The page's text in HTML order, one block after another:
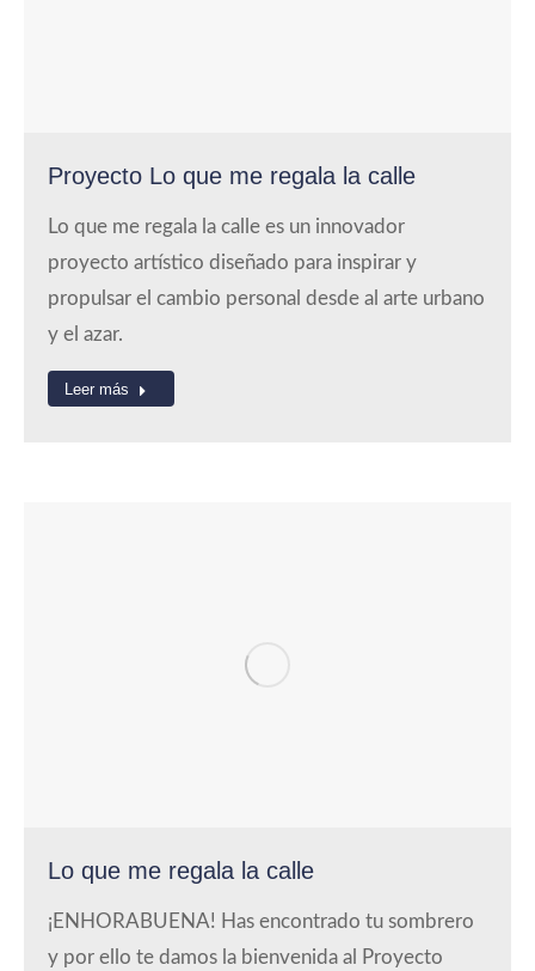
Proyecto Lo que me regala la calle
Lo que me regala la calle es un innovador
proyecto artístico diseñado para inspirar y
propulsar el cambio personal desde al arte urbano
y el azar.
Leer más
Lo que me regala la calle
¡ENHORABUENA! Has encontrado tu sombrero
y por ello te damos la bienvenida al Proyecto